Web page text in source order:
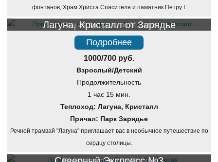
фонтанов, Храм Христа Спасителя и памятник Петру I.
Речная прогулка по Москве
Лагуна, Кристалл от Зарядье
Подробнее
1000/700 руб.
Взрослый/Детский
Продолжительность
1 час 15 мин.
Теплоход: Лагуна, Кристалл
Причал: Парк Зарядье
Речной трамвай "Лагуна" приглашает вас в необычное путешествие по
сердцу столицы.